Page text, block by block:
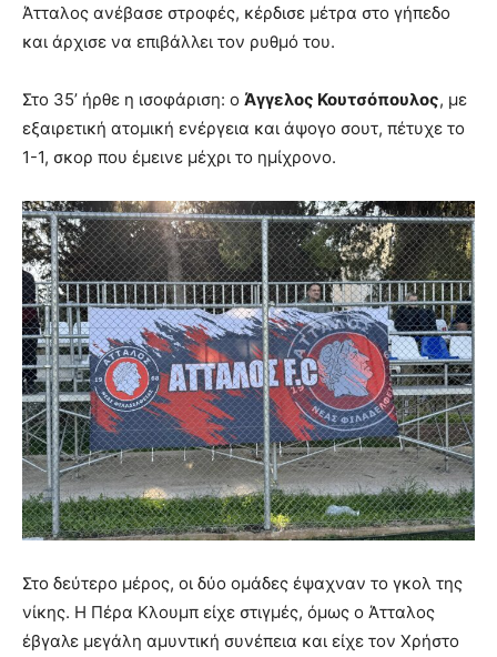
Άτταλος ανέβασε στροφές, κέρδισε μέτρα στο γήπεδο
και άρχισε να επιβάλλει τον ρυθμό του.
Στο 35’ ήρθε η ισοφάριση: ο Άγγελος Κουτσόπουλος, με
εξαιρετική ατομική ενέργεια και άψογο σουτ, πέτυχε το
1-1, σκορ που έμεινε μέχρι το ημίχρονο.
Στο δεύτερο μέρος, οι δύο ομάδες έψαχναν το γκολ της
νίκης. Η Πέρα Κλουμπ είχε στιγμές, όμως ο Άτταλος
έβγαλε μεγάλη αμυντική συνέπεια και είχε τον Χρήστο